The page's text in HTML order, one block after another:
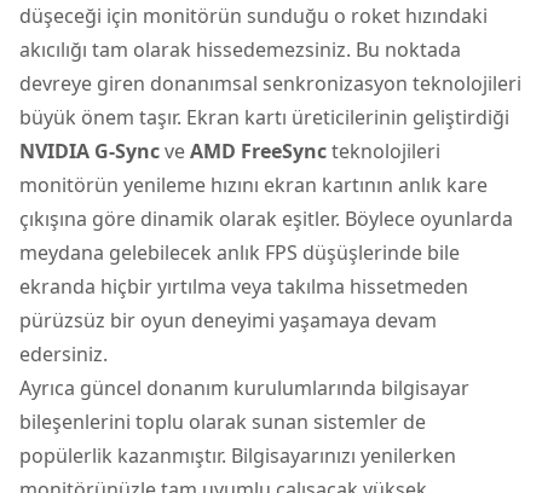
düşeceği için monitörün sunduğu o roket hızındaki
akıcılığı tam olarak hissedemezsiniz. Bu noktada
devreye giren donanımsal senkronizasyon teknolojileri
büyük önem taşır. Ekran kartı üreticilerinin geliştirdiği
NVIDIA G-SyncveAMD FreeSyncteknolojileri
monitörün yenileme hızını ekran kartının anlık kare
çıkışına göre dinamik olarak eşitler. Böylece oyunlarda
meydana gelebilecek anlık FPS düşüşlerinde bile
ekranda hiçbir yırtılma veya takılma hissetmeden
pürüzsüz bir oyun deneyimi yaşamaya devam
edersiniz.
Ayrıca güncel donanım kurulumlarında bilgisayar
bileşenlerini toplu olarak sunan sistemler de
popülerlik kazanmıştır. Bilgisayarınızı yenilerken